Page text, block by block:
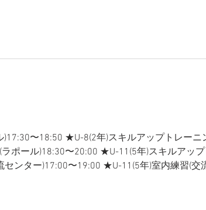
〜18:50 ★U-8(2年)スキルアップトレーニ
ポール)18:30〜20:00 ★U-11(5年)スキルアッ
ンター)17:00〜19:00 ★U-11(5年)室内練習(交